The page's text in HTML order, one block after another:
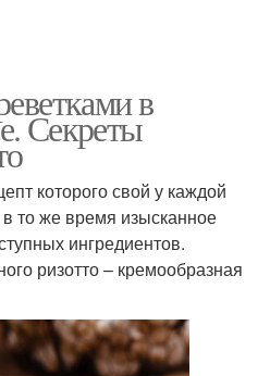
в
Секреты
которого свой у каждой
в то же время изысканное
ингредиентов.
ризотто – кремообразная